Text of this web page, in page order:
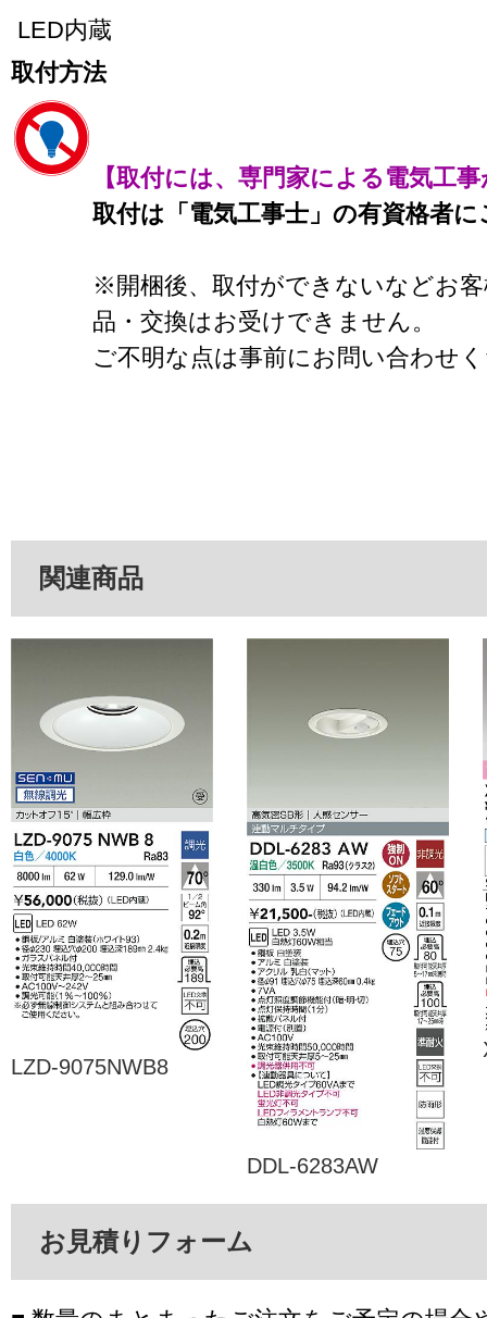
LED内蔵
取付方法
【取付には、専門家による電気工
取付は「電気工事士」の有資格者
※開梱後、取付ができないなどお
品・交換はお受けできません。
ご不明な点は事前にお問い合わせ
関連商品
LZD-9075NWB8
DDL-6283AW
お見積りフォーム